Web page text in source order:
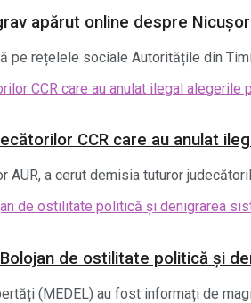
apărut online despre
pe rețelele sociale Autoritățile din
CCR care au anulat
AUR, a cerut demisia tuturor
de ostilitate politică și
(MEDEL) au fost informați de